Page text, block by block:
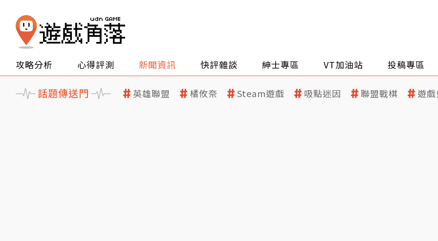
攻略分析 心得評測 新聞資訊 快評雜談 紳士專區 VT加油站 投稿專區
話題傳送門 英雄聯盟 橘攸奈 Steam遊戲 吸點迷因 聯盟戰棋 遊